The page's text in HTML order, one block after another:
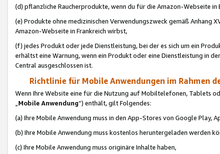
(d) pflanzliche Raucherprodukte, wenn du für die Amazon-Webseite in
(e) Produkte ohne medizinischen Verwendungszweck gemäß Anhang
Amazon-Webseite in Frankreich wirbst,
(f) jedes Produkt oder jede Dienstleistung, bei der es sich um ein
erhältst eine Warnung, wenn ein Produkt oder eine Dienstleistung in
Central ausgeschlossen ist.
Richtlinie für Mobile Anwendungen im Rahmen
Wenn Ihre Website eine für die Nutzung auf Mobiltelefonen, Tablets
„Mobile Anwendung“) enthält, gilt Folgendes:
(a) Ihre Mobile Anwendung muss in den App-Stores von Google Play,
(b) Ihre Mobile Anwendung muss kostenlos heruntergeladen werden
(c) Ihre Mobile Anwendung muss originäre Inhalte haben,